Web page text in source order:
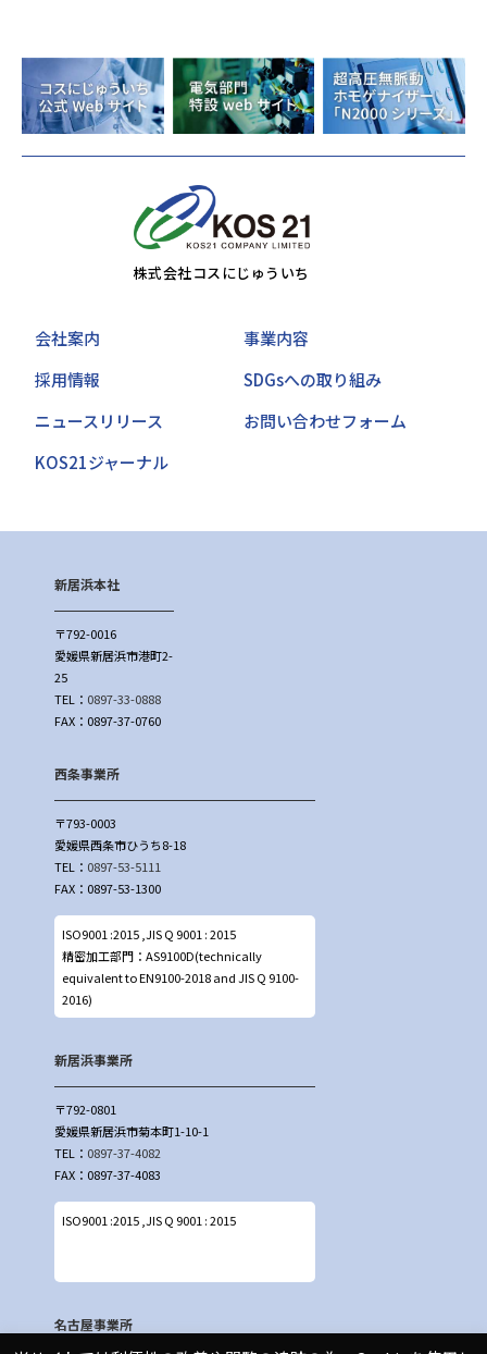
株式会社コスにじゅういち
会社案内
事業内容
採用情報
SDGsへの取り組み
ニュースリリース
お問い合わせフォーム
KOS21ジャーナル
新居浜本社
〒792-0016
愛媛県新居浜市港町2-
25
TEL： 0897-33-0888
FAX：0897-37-0760
西条事業所
〒793-0003
愛媛県西条市ひうち8-18
TEL： 0897-53-5111
FAX：0897-53-1300
ISO9001 :2015 ,JIS Q 9001 : 2015
精密加工部門：AS9100D(technically
equivalent to EN9100-2018 and JIS Q 9100-
2016)
新居浜事業所
〒792-0801
愛媛県新居浜市菊本町1-10-1
TEL： 0897-37-4082
FAX：0897-37-4083
ISO9001 :2015 ,JIS Q 9001 : 2015
名古屋事業所